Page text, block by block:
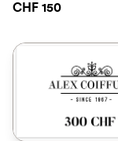
CHF 150